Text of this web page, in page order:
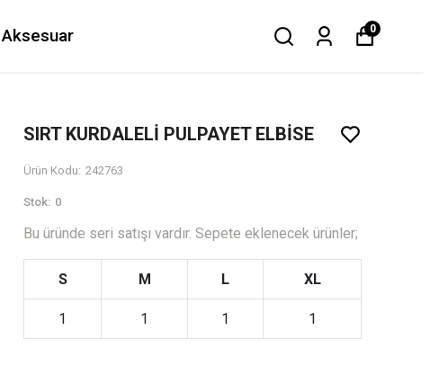
Aksesuar 0
SIRT KURDALELİ PULPAYET ELBİSE
Ürün Kodu: 242763
Stok: 0
Bu üründe seri satışı vardır. Sepete eklenecek ürünler;
S M L XL
1 1 1 1